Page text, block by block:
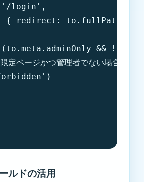
login',
redirect: to.fullPath } //
&&
ページかつ管理者でない場合
ルドの活用